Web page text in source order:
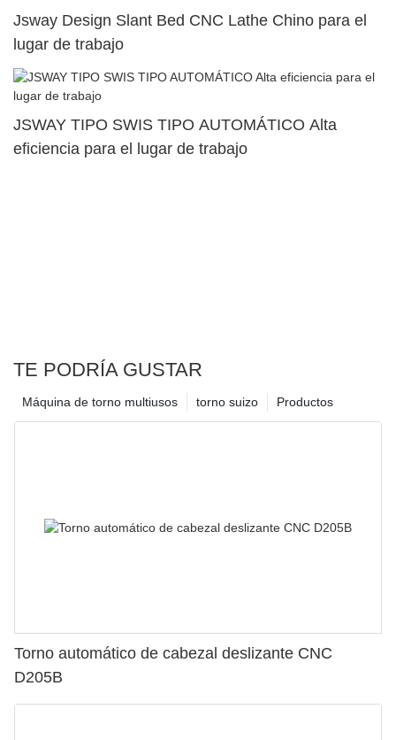
Jsway Design Slant Bed CNC Lathe Chino para el
lugar de trabajo
JSWAY TIPO SWIS TIPO AUTOMÁTICO Alta
eficiencia para el lugar de trabajo
TE PODRÍA GUSTAR
Productos
torno suizo
Máquina de torno multiusos
Torno automático de cabezal deslizante CNC
D205B